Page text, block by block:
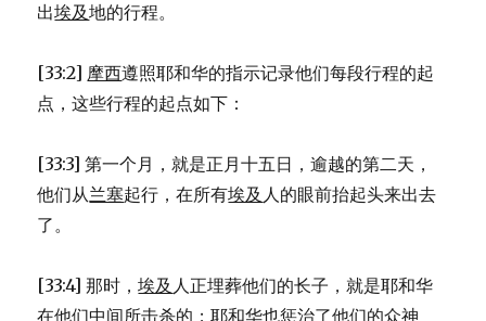
出埃及地的行程。
[33:2] 摩西遵照耶和华的指示记录他们每段行程的起
点，这些行程的起点如下：
[33:3] 第一个月，就是正月十五日，逾越的第二天，
他们从兰塞起行，在所有埃及 人的眼前抬起头来出去
了。
[33:4] 那时，埃及 人正埋葬他们的长子，就是耶和华
在他们中间所击杀的；耶和华也惩治了他们的众神